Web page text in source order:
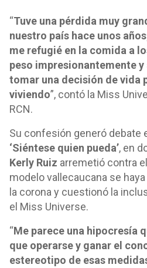
“Tuve una pérdida muy
nuestro país hace unos
me refugié en la comida a
peso impresionantemente y
tomar una decisión de vida
viviendo”, contó la Miss
RCN.
Su confesión generó debate
‘Siéntese quien pueda’, en
Kerly Ruiz arremetió contra
modelo vallecaucana se
la corona y cuestionó la
el Miss Universe.
“Me parece una hipocresía
que operarse y ganar el
estereotipo de esas